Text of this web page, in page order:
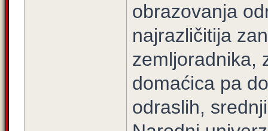
obrazovanja
najrazličitija
zemljoradnika,
domaćica pa
odraslih,